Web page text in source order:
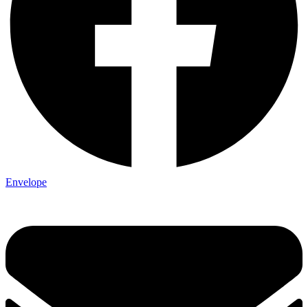
Envelope